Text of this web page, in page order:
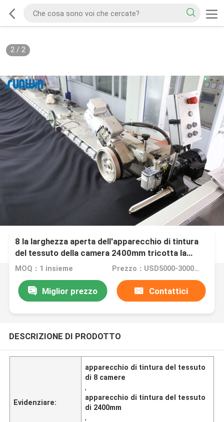
2/ 2
8 la larghezza aperta dell'apparecchio di tintura
del tessuto della camera 2400mm tricotta la
macchina della regolazione del calore del tessuto
MOQ：1 insieme Prezzo：USD5000-300000
Miglior prezzo Contattici
DESCRIZIONE DI PRODOTTO
Evidenziare:
apparecchio di tintura del tessuto
di 8 camere
,
apparecchio di tintura del tessuto
di 2400mm
,